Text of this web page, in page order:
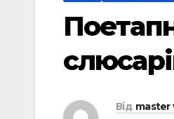
Від master